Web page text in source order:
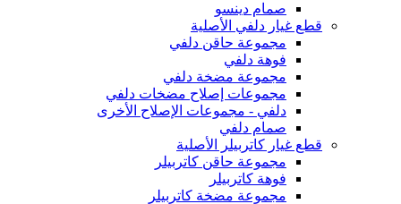
صمام دينسو
قطع غيار دلفي الأصلية
مجموعة حاقن دلفي
فوهة دلفي
مجموعة مضخة دلفي
مجموعات إصلاح مضخات دلفي
دلفي - مجموعات الإصلاح الأخرى
صمام دلفي
قطع غيار كاتربيلر الأصلية
مجموعة حاقن كاتربيلر
فوهة كاتربيلر
مجموعة مضخة كاتربيلر